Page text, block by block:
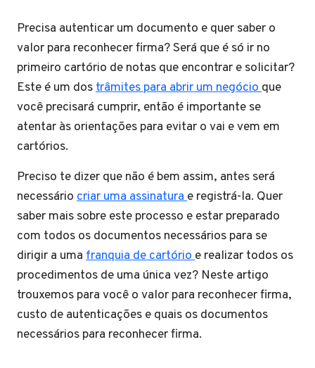
Precisa autenticar um documento e quer saber o
valor para reconhecer firma? Será que é só ir no
primeiro cartório de notas que encontrar e solicitar?
Este é um dostrâmites para abrir um negócioque
você precisará cumprir, então é importante se
atentar às orientações para evitar o vai e vem em
cartórios.
Preciso te dizer que não é bem assim, antes será
necessário criar uma assinaturae registrá-la. Quer
saber mais sobre este processo e estar preparado
com todos os documentos necessários para se
dirigir a uma franquia de cartório e realizar todos os
procedimentos de uma única vez? Neste artigo
trouxemos para você o valor para reconhecer firma,
custo de autenticações e quais os documentos
necessários para reconhecer firma.